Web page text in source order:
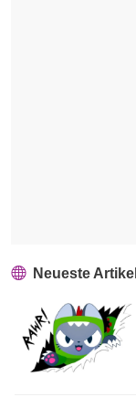
Neueste Artikel